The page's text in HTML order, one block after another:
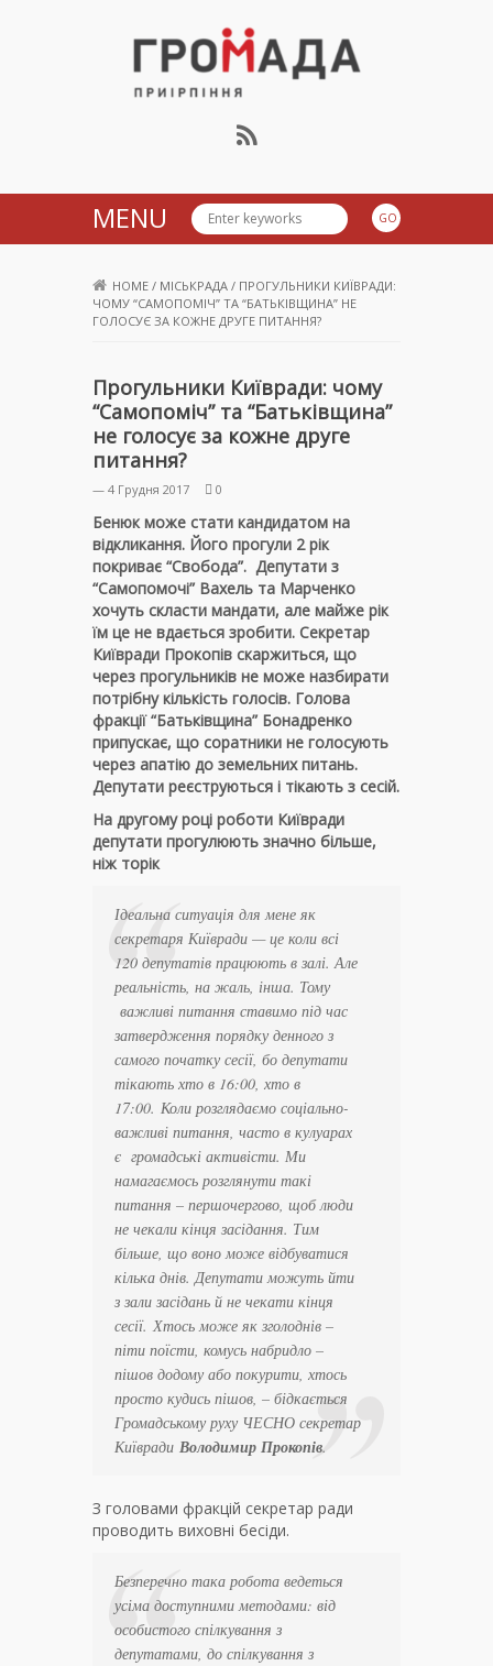
Громада Приірпіння
MENU
HOME / МІСЬКРАДА / ПРОГУЛЬНИКИ КИЇВРАДИ:
ЧОМУ “САМОПОМІЧ” ТА “БАТЬКІВЩИНА” НЕ
ГОЛОСУЄ ЗА КОЖНЕ ДРУГЕ ПИТАННЯ?
Прогульники Київради: чому
“Самопоміч” та “Батьківщина”
не голосує за кожне друге
питання?
— 4 Грудня 2017 0
Бенюк може стати кандидатом на
відкликання. Його прогули 2 рік
покриває “Свобода”. Депутати з
“Самопомочі” Вахель та Марченко
хочуть скласти мандати, але майже рік
їм це не вдається зробити. Секретар
Київради Прокопів скаржиться, що
через прогульників не може назбирати
потрібну кількість голосів. Голова
фракції “Батьківщина” Бонадренко
припускає, що соратники не голосують
через апатію до земельних питань.
Депутати реєструються і тікають з сесій.
На другому році роботи Київради
депутати прогулюють значно більше,
ніж торік
Ідеальна ситуація для мене як
секретаря Київради — це коли всі
120 депутатів працюють в залі. Але
реальність, на жаль, інша. Тому
важливі питання ставимо під час
затвердження порядку денного з
самого початку сесії, бо депутати
тікають хто в 16:00, хто в
17:00. Коли розглядаємо соціально-
важливі питання, часто в кулуарах
є громадські активісти. Ми
намагаємось розглянути такі
питання – першочергово, щоб люди
не чекали кінця засідання. Тим
більше, що воно може відбуватися
кілька днів. Депутати можуть йти
з зали засідань й не чекати кінця
сесії.Хтось може як зголоднів –
піти поїсти, комусь набридло –
пішов додому або покурити, хтось
просто кудись пішов, – бідкається
Громадському руху ЧЕСНО секретар
Київради Володимир Прокопів.
З головами фракцій секретар ради
проводить виховні бесіди.
Безперечно така робота ведеться
усіма доступними методами: від
особистого спілкування з
депутатами, до спілкування з